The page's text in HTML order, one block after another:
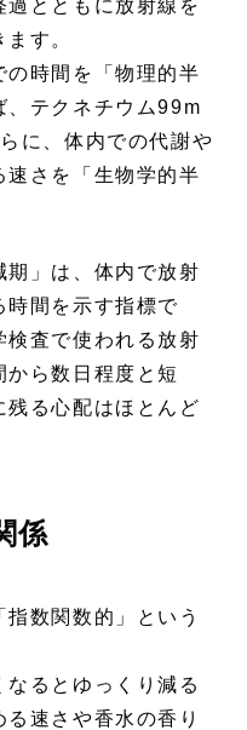
とともに放射線を
す。
の時間を「物理的半
、テクネチウム99m
に、体内での代謝や
さを「生物学的半
期」は、体内で放射
時間を示す指標で
査で使われる放射
ら数日程度と短
残る心配はほとんど
係
数関数的」という
るとゆっくり減る
速さや香水の香り